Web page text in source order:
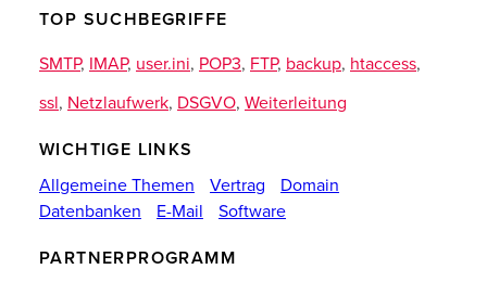
TOP SUCHBEGRIFFE
SMTP, IMAP, user.ini, POP3, FTP, backup, htaccess,
ssl, Netzlaufwerk, DSGVO, Weiterleitung
WICHTIGE LINKS
Allgemeine Themen
Vertrag
Domain
Datenbanken
E-Mail Software
PARTNERPROGRAMM